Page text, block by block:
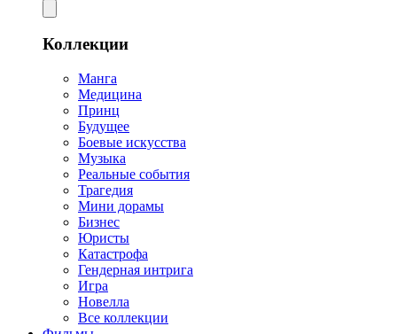
Коллекции
Манга
Медицина
Принц
Будущее
Боевые искусства
Музыка
Реальные события
Трагедия
Мини дорамы
Бизнес
Юристы
Катастрофа
Гендерная интрига
Игра
Новелла
Все коллекции